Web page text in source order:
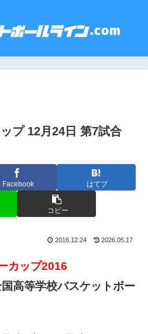
プ 12月24日 第7試合
Facebook はてブ
コピー
2016.12.24 2026.05.17
カップ2016
高等学校バスケットボー